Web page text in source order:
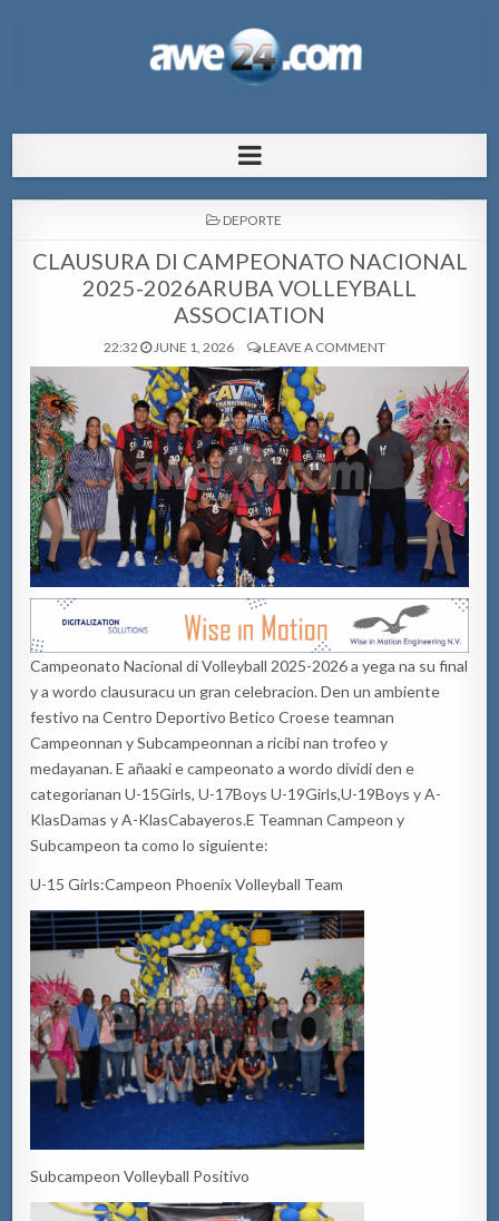
pa Aruba
POSTED
DEPORTE
CLAUSURA DI CAMPEONATO NACIONAL
2025-2026ARUBA VOLLEYBALL
ASSOCIATION
22:32 JUNE 1, 2026 LEAVE A COMMENT
Campeonato Nacional di Volleyball 2025-2026 a yega na su final
y a wordo clausuracu un gran celebracion. Den un ambiente
festivo na Centro Deportivo Betico Croese teamnan
Campeonnan y Subcampeonnan a ricibi nan trofeo y
medayanan. E añaaki e campeonato a wordo dividi den e
categorianan U-15Girls, U-17Boys U-19Girls,U-19Boys y A-
KlasDamas y A-KlasCabayeros.E Teamnan Campeon y
Subcampeon ta como lo siguiente:
U-15 Girls:Campeon Phoenix Volleyball Team
Subcampeon Volleyball Positivo